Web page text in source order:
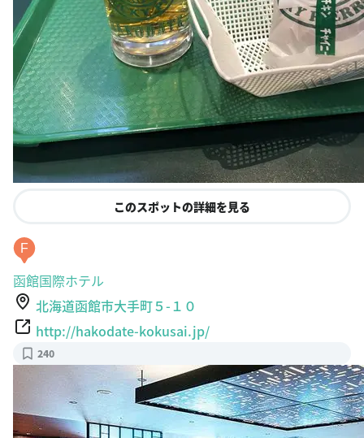
このスポットの詳細を見る
F
函館国際ホテル
北海道函館市大手町５-１０
http://hakodate-kokusai.jp/
240